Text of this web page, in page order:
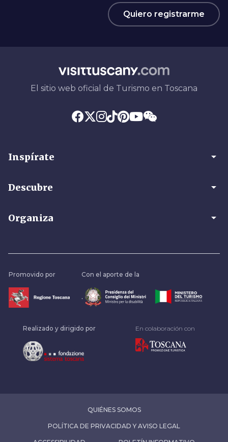
Quiero registrarme
El sitio web oficial de Turismo en Toscana
Inspírate arrow_drop_down
Descubre arrow_drop_down
Organiza arrow_drop_down
Promovido por Con el aporte de la
.
Realizado y dirigido por En colaboración con
QUIÉNES SOMOS
POLÍTICA DE PRIVACIDAD Y AVISO LEGAL